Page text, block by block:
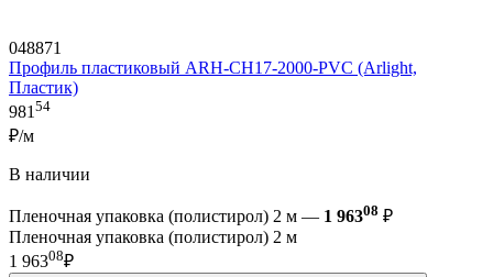
048871
Профиль пластиковый ARH-CH17-2000-PVC (Arlight,
Пластик)
98154
₽/м
В наличии
Пленочная упаковка (полистирол) 2 м — 1 96308 ₽
Пленочная упаковка (полистирол) 2 м
1 96308₽